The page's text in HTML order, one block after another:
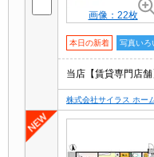
画像：22枚
本日の新着 写真いろ
株式会社サイラス ホー